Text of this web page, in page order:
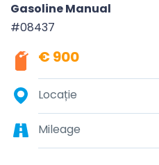
Gasoline Manual
#08437
€ 900
Locație
Mileage